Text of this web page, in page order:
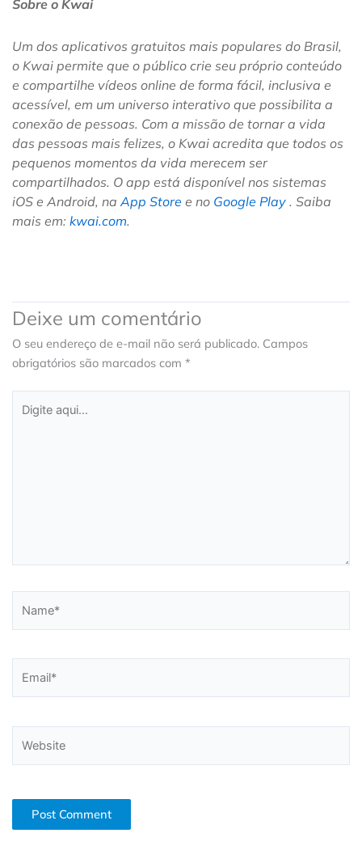
Sobre o Kwai
Um dos aplicativos gratuitos mais populares do Brasil,
o Kwai permite que o público crie seu próprio conteúdo
e compartilhe vídeos online de forma fácil, inclusiva e
acessível, em um universo interativo que possibilita a
conexão de pessoas. Com a missão de tornar a vida
das pessoas mais felizes, o Kwai acredita que todos os
pequenos momentos da vida merecem ser
compartilhados. O app está disponível nos sistemas
iOS e Android, naApp Store e no Google Play . Saiba
mais em: kwai.com.
Deixe um comentário
O seu endereço de e-mail não será publicado. Campos
obrigatórios são marcados com *
aqui...